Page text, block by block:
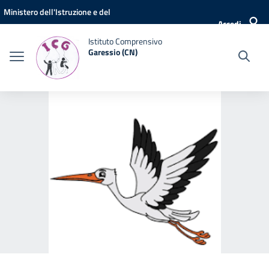
Vai ai contenuti
Vai al menu di navigazione
Vai al footer
Ministero dell'Istruzione e del
Accedi
Istituto Comprensivo
Garessio (CN)